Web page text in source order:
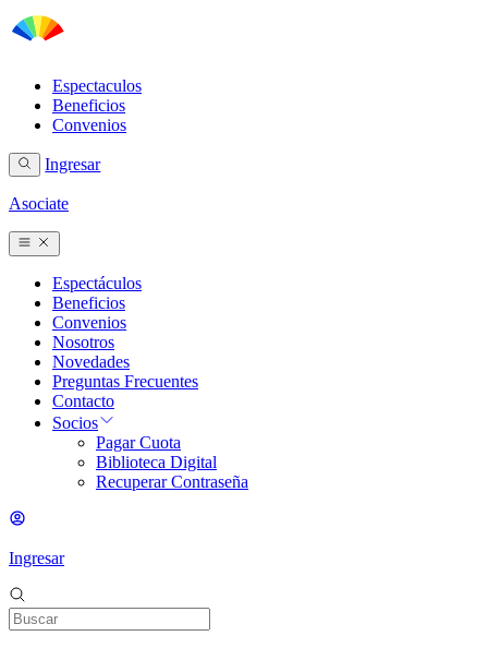
Espectaculos
Beneficios
Convenios
Ingresar
Asociate
Espectáculos
Beneficios
Convenios
Nosotros
Novedades
Preguntas Frecuentes
Contacto
Socios
Pagar Cuota
Biblioteca Digital
Recuperar Contraseña
Ingresar